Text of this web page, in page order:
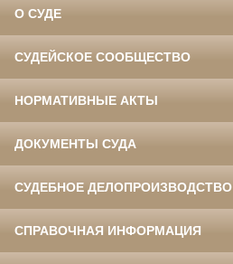
О СУДЕ
СУДЕЙСКОЕ СООБЩЕСТВО
НОРМАТИВНЫЕ АКТЫ
ДОКУМЕНТЫ СУДА
СУДЕБНОЕ ДЕЛОПРОИЗВОДСТВО
СПРАВОЧНАЯ ИНФОРМАЦИЯ